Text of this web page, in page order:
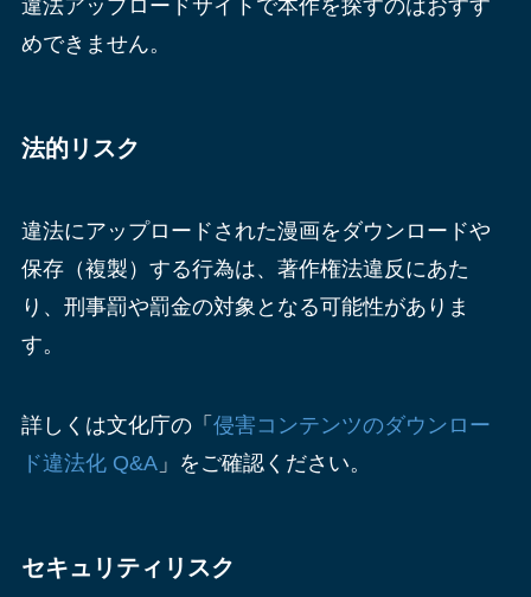
違法アップロードサイトで本作を探すのはおすす
めできません。
法的リスク
違法にアップロードされた漫画をダウンロードや
保存（複製）する行為は、著作権法違反にあた
り、刑事罰や罰金の対象となる可能性がありま
す。
詳しくは文化庁の「 侵害コンテンツのダウンロー
ド違法化 Q&A」をご確認ください。
セキュリティリスク